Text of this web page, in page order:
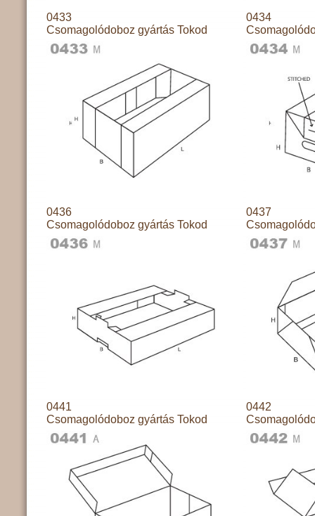
0433
Csomagolódoboz gyártás Tokod
0434
0436
Csomagolódoboz gyártás Tokod
0437
0441
Csomagolódoboz gyártás Tokod
0442